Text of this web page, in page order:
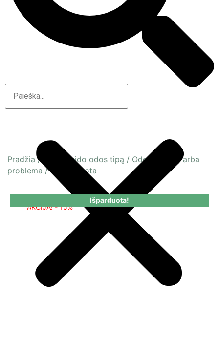
Pradžia/ Pagal veido odos tipą / Odos būsena arba
problema /Dehitratuota
AKCIJA! - 15%
Išparduota!